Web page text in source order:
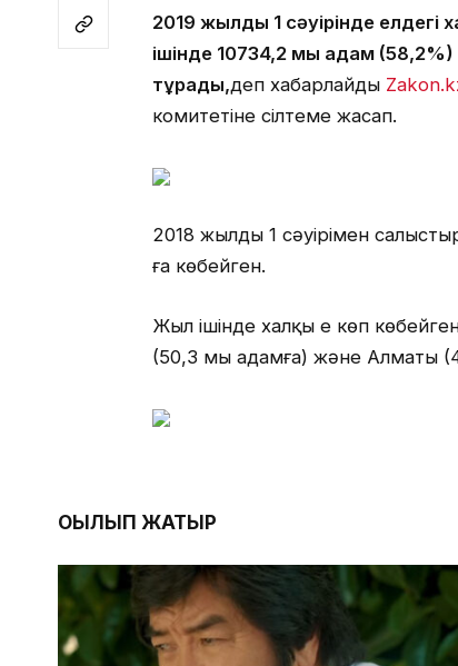
2019 жылдың 1 сәуірінде
ішінде 10734,2 мың адам
тұрады,деп хабарлайды
комитетіне сілтеме жасап.
2018 жылдың 1 сәуірімен
ға көбейген.
Жыл ішінде халқы ең көп
(50,3 мың адамға) және Алматы
ОҚЫЛЫП ЖАТЫР